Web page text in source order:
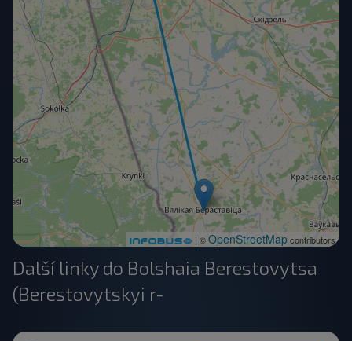
| ©OpenStreetMapcontributors
Další linky do Bolshaia Berestovytsa
(Berestovytskyi r-